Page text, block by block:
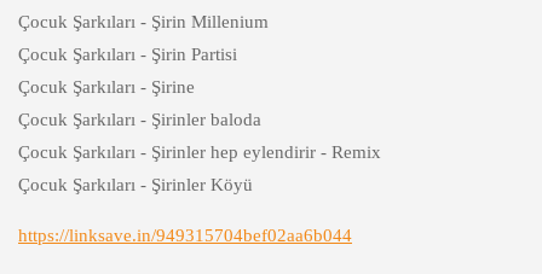
Çocuk Şarkıları - Şirin Millenium
Çocuk Şarkıları - Şirin Partisi
Çocuk Şarkıları - Şirine
Çocuk Şarkıları - Şirinler baloda
Çocuk Şarkıları - Şirinler hep eylendirir - Remix
Çocuk Şarkıları - Şirinler Köyü
https://linksave.in/949315704bef02aa6b044